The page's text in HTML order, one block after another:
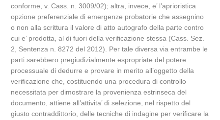
conforme, v. Cass. n. 3009/02); altra, invece, e’ l’aprioristica
opzione preferenziale di emergenze probatorie che assegnino
o non alla scrittura il valore di atto autografo della parte contro
cui e’ prodotta, al di fuori della verificazione stessa (Cass. Sez.
2, Sentenza n. 8272 del 2012). Per tale diversa via entrambe le
parti sarebbero pregiudizialmente espropriate del potere
processuale di dedurre e provare in merito all’oggetto della
verificazione che, costituendo una procedura di controllo
necessitata per dimostrare la provenienza estrinseca del
documento, attiene all’attivita’ di selezione, nel rispetto del
giusto contraddittorio, delle tecniche di indagine per verificare la